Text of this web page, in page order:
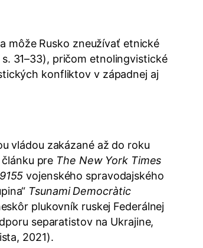
môže Rusko zneužívať etnické
31–33), pričom etnolingvistické
konfliktov v západnej aj
vládou zakázané až do roku
pre The New York Times
vojenského spravodajského
Tsunami Democràtic
plukovník ruskej Federálnej
separatistov na Ukrajine,
2021).